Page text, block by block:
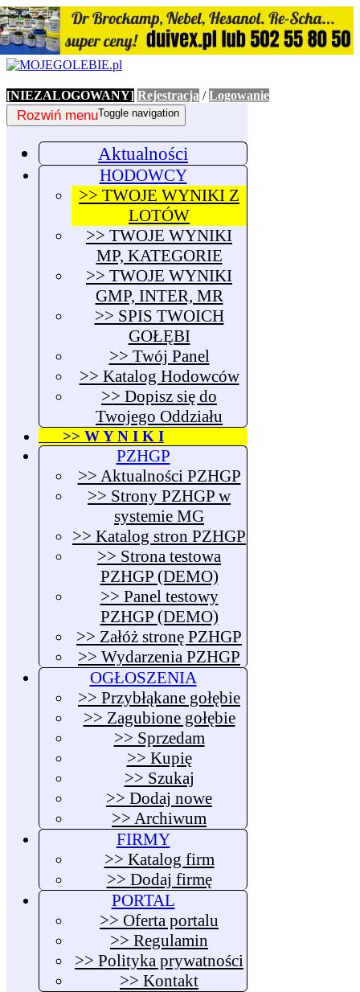
[NIEZALOGOWANY] Rejestracja /Logowanie
Toggle navigation
Rozwiń menu
Aktualności
HODOWCY
>> TWOJE WYNIKI Z
LOTÓW
>> TWOJE WYNIKI
MP, KATEGORIE
>> TWOJE WYNIKI
GMP, INTER, MR
>> SPIS TWOICH
GOŁĘBI
>> Twój Panel
>> Katalog Hodowców
>> Dopisz się do
Twojego Oddziału
>> W Y N I K I
PZHGP
>> Aktualności PZHGP
>> Strony PZHGP w
systemie MG
>> Katalog stron PZHGP
>> Strona testowa
PZHGP (DEMO)
>> Panel testowy
PZHGP (DEMO)
>> Załóż stronę PZHGP
>> Wydarzenia PZHGP
OGŁOSZENIA
>> Przybłąkane gołębie
>> Zagubione gołębie
>> Sprzedam
>> Kupię
>> Szukaj
>> Dodaj nowe
>> Archiwum
FIRMY
>> Katalog firm
>> Dodaj firmę
PORTAL
>> Oferta portalu
>> Regulamin
>> Polityka prywatności
>> Kontakt